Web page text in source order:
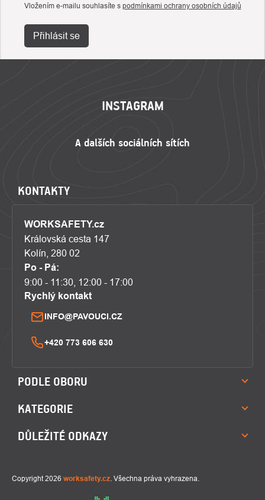
Vložením e-mailu souhlasíte s podmínkami ochrany osobních údajů
Přihlásit se
INSTAGRAM
KONTAKTY
WORKSAFETY.cz
Královská cesta 147
Kolín, 280 02
Po - Pá:
9:00 - 11:30, 12:00 - 17:00
Rychlý kontakt
INFO@PAVOUCI.CZ
+420 773 606 630
PODLE OBORU
KATEGORIE
DŮLEŽITÉ ODKAZY
Copyright 2026 worksafety.cz. Všechna práva vyhrazena.